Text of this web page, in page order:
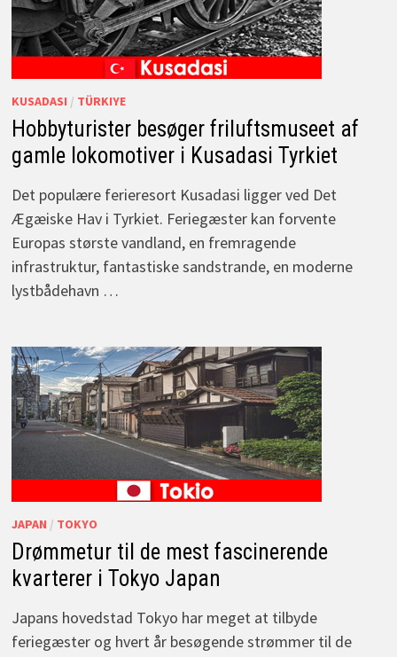
KUSADASI / TÜRKIYE
Hobbyturister besøger friluftsmuseet af
gamle lokomotiver i Kusadasi Tyrkiet
Det populære ferieresort Kusadasi ligger ved Det
Ægæiske Hav i Tyrkiet. Feriegæster kan forvente
Europas største vandland, en fremragende
infrastruktur, fantastiske sandstrande, en moderne
lystbådehavn …
JAPAN / TOKYO
Drømmetur til de mest fascinerende
kvarterer i Tokyo Japan
Japans hovedstad Tokyo har meget at tilbyde
feriegæster og hvert år besøgende strømmer til de